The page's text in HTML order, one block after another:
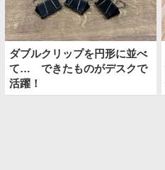
ダブルクリップを円形に並べ
て… できたものがデスクで
活躍！